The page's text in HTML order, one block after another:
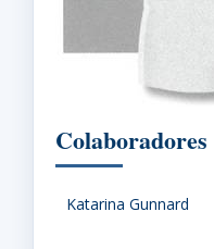
Colaboradores
Katarina Gunnard